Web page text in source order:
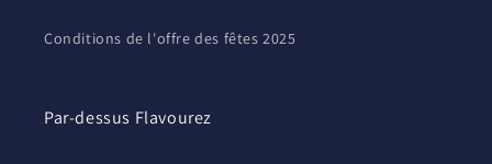
Conditions de l'offre des fêtes 2025
Par-dessus Flavourez